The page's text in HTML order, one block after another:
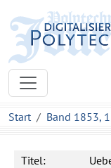
Start Band 1853,
Titel: